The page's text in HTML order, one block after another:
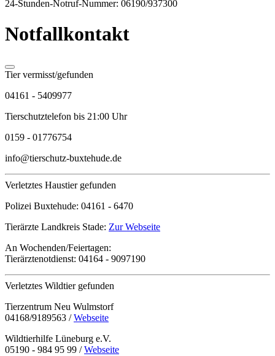
24-Stunden-Notruf-Nummer: 06190/937300
Notfallkontakt
Tier vermisst/gefunden
04161 - 5409977
Tierschutztelefon bis 21:00 Uhr
0159 - 01776754
info@tierschutz-buxtehude.de
Verletztes Haustier gefunden
Polizei Buxtehude: 04161 - 6470
Tierärzte Landkreis Stade: Zur Webseite
An Wochenden/Feiertagen:
Tierärztenotdienst: 04164 - 9097190
Verletztes Wildtier gefunden
Tierzentrum Neu Wulmstorf
04168/9189563 /Webseite
Wildtierhilfe Lüneburg e.V.
05190 - 984 95 99 /Webseite